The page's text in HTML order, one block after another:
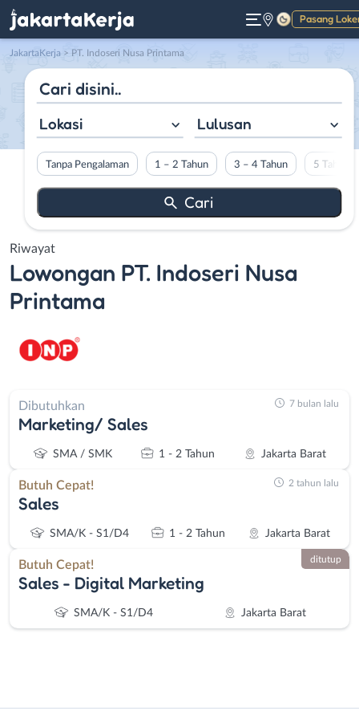
Pasang
Gelap
JakartaKerja > PT. Indoseri Nusa Printama
Lokasi Lulusan
Tanpa Pengalaman 1 – 2 Tahun 3 – 4 Tahun 5 Tahun
Riwayat
Lowongan PT. Indoseri Nusa
Printama
Dibutuhkan
Marketing/ Sales
SMA / SMK 1 - 2 Tahun Jakarta Barat
7 bulan lalu
Butuh Cepat!
Sales
SMA/K - S1/D4 1 - 2 Tahun Jakarta Barat
2 tahun lalu
Butuh Cepat!
Sales - Digital Marketing
SMA/K - S1/D4 Jakarta Barat
ditutup
Administrasi
Bebas